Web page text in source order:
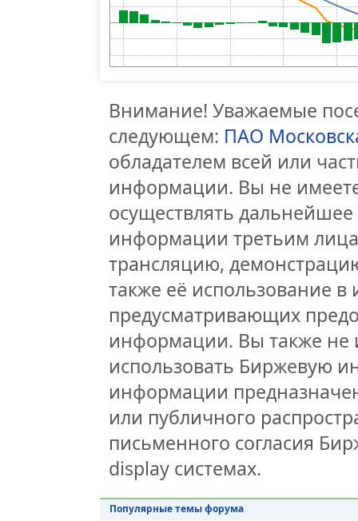
Внимание! Уважаемые
следующем: ПАО
обладателем всей или
информации. Вы не
осуществлять
информации третьим
трансляцию,
также её использование
предусматривающих
информации. Вы также не
использовать Биржевую
информации
или публичного
письменного согласия
display системах.
Популярные темы форума